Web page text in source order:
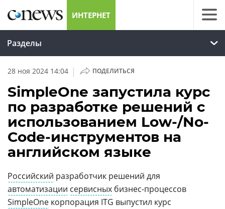
ИНТЕРНЕТ
Разделы
28 ноя 2024 14:04 | ПОДЕЛИТЬСЯ
SimpleOne запустила курс
по разработке решений с
использованием Low-/No-
Code-инструментов на
английском языке
Российский разработчик решений для
автоматизации сервисных бизнес-процессов
SimpleOne корпорация ITG выпустил курс